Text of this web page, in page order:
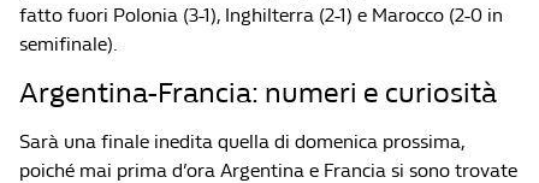
fatto fuori Polonia (3-1), Inghilterra (2-1) e Marocco (2-0 in
semifinale).
Argentina-Francia: numeri e curiosità
Sarà una finale inedita quella di domenica prossima,
poiché mai prima d’ora Argentina e Francia si sono trovate